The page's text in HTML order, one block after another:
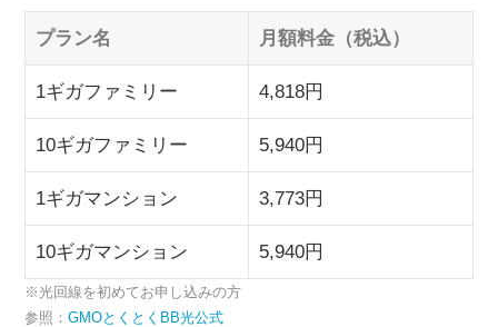
プラン名 月額料金（税込）
1ギガファミリー 4,818円
10ギガファミリー 5,940円
1ギガマンション 3,773円
10ギガマンション 5,940円
※光回線を初めてお申し込みの方
参照： GMOとくとくBB光公式